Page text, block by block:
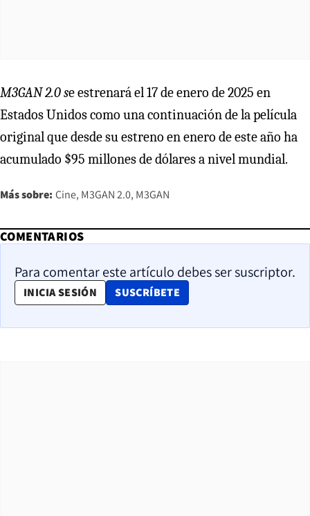
M3GAN 2.0 se estrenará el 17 de enero de 2025 en
Estados Unidos como una continuación de la película
original que desde su estreno en enero de este año ha
acumulado $95 millones de dólares a nivel mundial.
Más sobre: Cine M3GAN 2.0 M3GAN
COMENTARIOS
Para comentar este artículo debes ser suscriptor.
INICIA SESIÓN SUSCRÍBETE
OPENS IN NEW WINDOW